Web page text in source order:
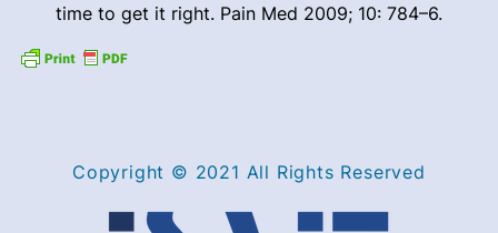
time to get it right. Pain Med 2009; 10: 784–6.
Copyright © 2021 All Rights Reserved